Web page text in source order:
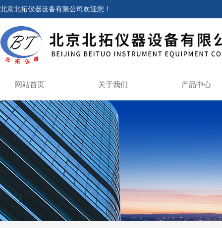
北京北拓仪器设备有限公司欢迎您！
网站首页 关于我们 产品中心